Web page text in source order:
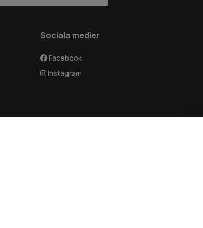
Sociala medier
Facebook
Instagram